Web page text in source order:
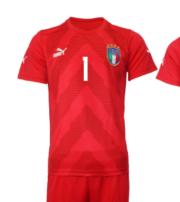
Košarica
Moj račun
Trgovina
Zaključek nakupa